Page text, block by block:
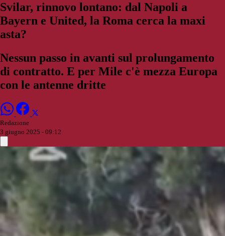
Svilar, rinnovo lontano: dal Napoli a
Bayern e United, la Roma cerca la maxi
asta?
Nessun passo in avanti sul prolungamento
di contratto. E per Mile c'è mezza Europa
con le antenne dritte
Redazione
3 giugno 2025 - 09:12